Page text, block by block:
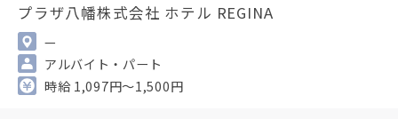
プラザ八幡株式会社 ホテル REGINA
—
アルバイト・パート
時給 1,097円～1,500円